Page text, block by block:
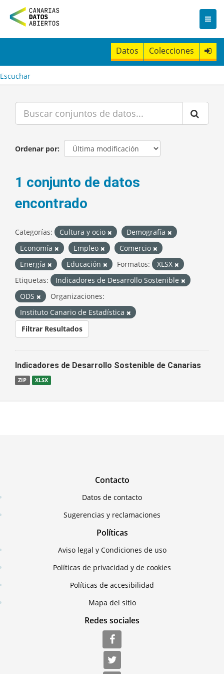
n
t
Datos Colecciones
Escuchar
Ordenar por
1 conjunto de datos
encontrado
Categorías: Cultura y ocio
Demografía
Economía
Empleo
Comercio
Energía
Educación Formatos:
XLSX
Etiquetas:
Indicadores de Desarrollo Sostenible
ODS
Organizaciones:
Instituto Canario de Estadística
Filtrar Resultados
Indicadores de Desarrollo Sostenible de Canarias
ZIP XLSX
Contacto
Datos de contacto
Sugerencias y reclamaciones
Políticas
Aviso legal y Condiciones de uso
Políticas de privacidad y de cookies
Políticas de accesibilidad
Mapa del sitio
Redes sociales